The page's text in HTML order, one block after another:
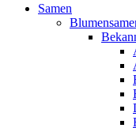
Samen